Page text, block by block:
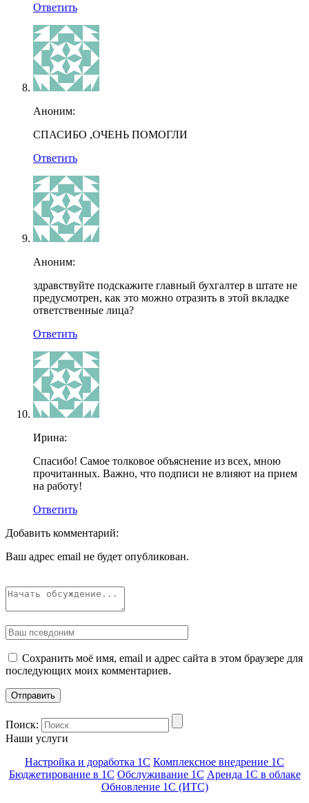
Ответить
Аноним:
СПАСИБО ,ОЧЕНЬ ПОМОГЛИ
Ответить
Аноним:
здравствуйте подскажите главный бухгалтер в штате не
предусмотрен, как это можно отразить в этой вкладке
ответственные лица?
Ответить
Ирина:
Спасибо! Самое толковое объяснение из всех, мною
прочитанных. Важно, что подписи не влияют на прием
на работу!
Ответить
Добавить комментарий:
Ваш адрес email не будет опубликован.
Сохранить моё имя, email и адрес сайта в этом браузере для
последующих моих комментариев.
Поиск:
Наши услуги
Настройка и доработка 1С Комплексное внедрение 1С
Бюджетирование в 1С Обслуживание 1С Аренда 1С в облаке
Обновление 1С (ИТС)